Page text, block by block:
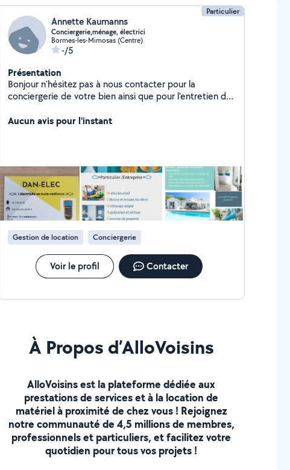
Particulier
Annette Kaumanns
Conciergerie,ménage, électrici
Bormes-les-Mimosas (Centre)
-/5
Présentation
Bonjour n'hésitez pas à nous contacter pour la
conciergerie de votre bien ainsi que pour l'entretien de
vitres et pour vos travaux d'électricité
Aucun avis pour l'instant
Gestion de location Conciergerie
Voir le profil Contacter
À Propos d’AlloVoisins
AlloVoisins est la plateforme dédiée aux
prestations de services et à la location de
matériel à proximité de chez vous ! Rejoignez
notre communauté de 4,5 millions de membres,
professionnels et particuliers, et facilitez votre
quotidien pour tous vos projets !